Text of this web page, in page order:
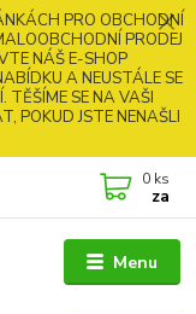
PRO OBCHODNÍ
PRODEJ
NÁŠ E-SHOP
A NEUSTÁLE SE
TĚŠÍME SE NA VAŠI
POKUD JSTE NENAŠLI
Menu
0 ks
za